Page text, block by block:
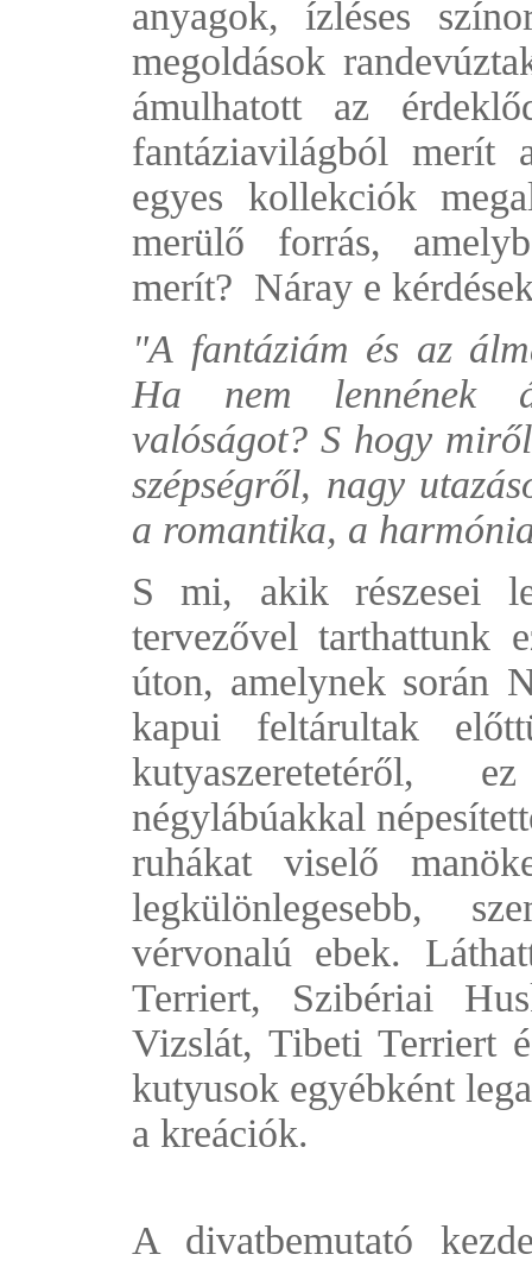
anyagok, ízléses
megoldások
ámulhatott az
fantáziavilágból
egyes kollekciók
merülő forrás,
merít? Náray e
"A fantáziám és az
Ha nem lennének
valóságot? S hogy
szépségről, nagy
a romantika, a
S mi, akik részesei
tervezővel tarthattunk
úton, amelynek során
kapui feltárultak
kutyaszeretetéről,
négylábúakkal
ruhákat viselő
legkülönlegesebb,
vérvonalú ebek.
Terriert, Szibériai
Vizslát, Tibeti Terriert
kutyusok egyébként
a kreációk.
A divatbemutató